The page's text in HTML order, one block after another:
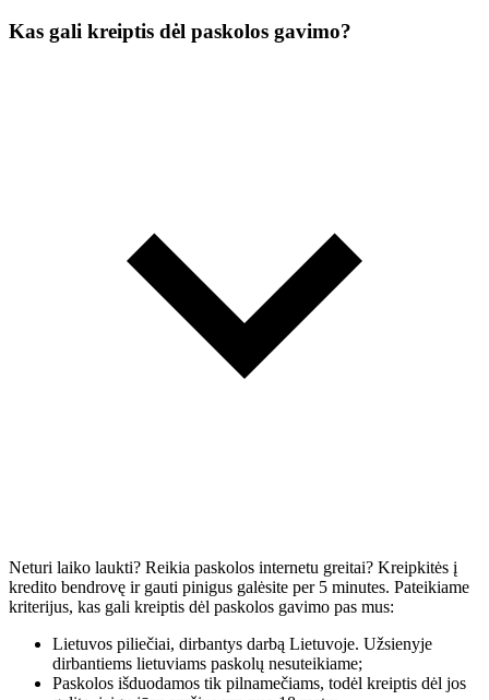
Kas gali kreiptis dėl paskolos gavimo?
Neturi laiko laukti? Reikia paskolos internetu greitai? Kreipkitės į
kredito bendrovę ir gauti pinigus galėsite per 5 minutes. Pateikiame
kriterijus, kas gali kreiptis dėl paskolos gavimo pas mus:
Lietuvos piliečiai, dirbantys darbą Lietuvoje. Užsienyje
dirbantiems lietuviams paskolų nesuteikiame;
Paskolos išduodamos tik pilnamečiams, todėl kreiptis dėl jos